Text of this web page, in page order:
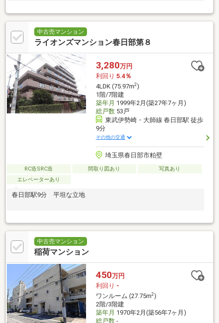
中古売マンション
ライオンズマンション春日部第８
3,280万円
利回り 5.4％
4LDK (75.97m2)
1階/7階建
築年月 1999年2月(築27年7ヶ月)
総戸数53戸
東武伊勢崎・大師線 春日部駅 徒歩
9分
その他の交通
埼玉県春日部市粕壁
RC造SRC造 間取り図あり
写真あり
エレベーターあり
春日部駅9分 平坦な立地
中古売マンション
稲荷マンション
450万円
利回り -
ワンルーム (27.75m2)
2階/3階建
築年月 1970年2月(築56年7ヶ月)
総戸数-